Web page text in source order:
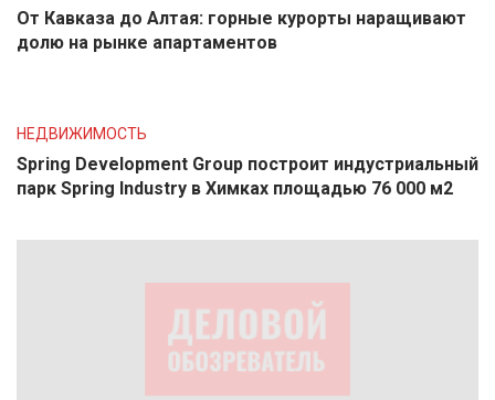
От Кавказа до Алтая: горные курорты наращивают
долю на рынке апартаментов
НЕДВИЖИМОСТЬ
Spring Development Group построит индустриальный
парк Spring Industry в Химках площадью 76 000 м2